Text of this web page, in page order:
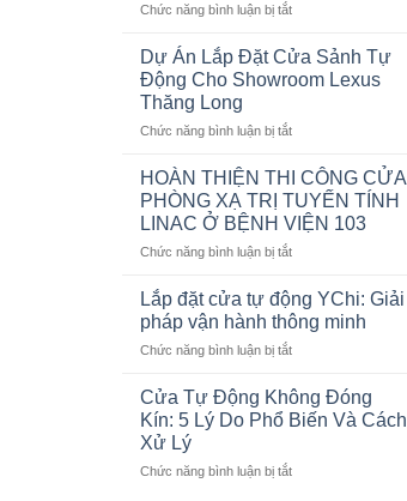
Chức năng bình luận bị tắtở
ÁN
ĐẶT
SẢNH
ĐỘNG
CHO
TẬP
ĐOÀN
LUXSHARE
Dự Án Lắp Đặt Cửa Sảnh Tự
Động Cho Showroom Lexus
Thăng Long
Chức năng bình luận bị tắtở
Án
Lắp
Đặt
Cửa
Sảnh
Động
Cho
Showroom
Lexus
Long
HOÀN THIỆN THI CÔNG CỬA
PHÒNG XẠ TRỊ TUYẾN TÍNH
LINAC Ở BỆNH VIỆN 103
Chức năng bình luận bị tắtở
THIỆN
THI
CÔNG
CỬA
XẠ
TRỊ
LINAC
Lắp đặt cửa tự động YChi: Giải
pháp vận hành thông minh
Chức năng bình luận bị tắtở
đặt
cửa
tự
YChi:
Cửa Tự Động Không Đóng
Kín: 5 Lý Do Phổ Biến Và Cách
Xử Lý
Chức năng bình luận bị tắtở